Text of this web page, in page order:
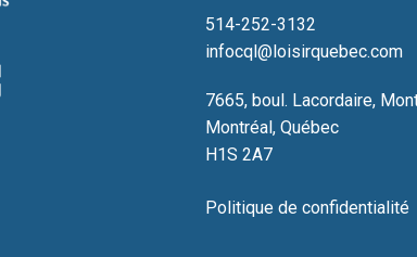
514-252-3132
infocql@loisirquebec.com
7665, boul. Lacordaire,
Montréal, Québec
H1S 2A7
Politique de confidentialité